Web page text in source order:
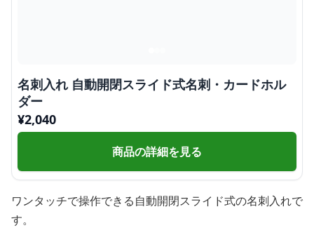
名刺入れ 自動開閉スライド式名刺・カードホル
ダー
¥2,040
商品の詳細を見る
ワンタッチで操作できる自動開閉スライド式の名刺入れで
す。